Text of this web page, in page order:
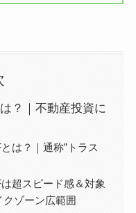
？｜不動産投資に
は？｜通称”トラス
超スピード感＆対象
ゾーン広範囲